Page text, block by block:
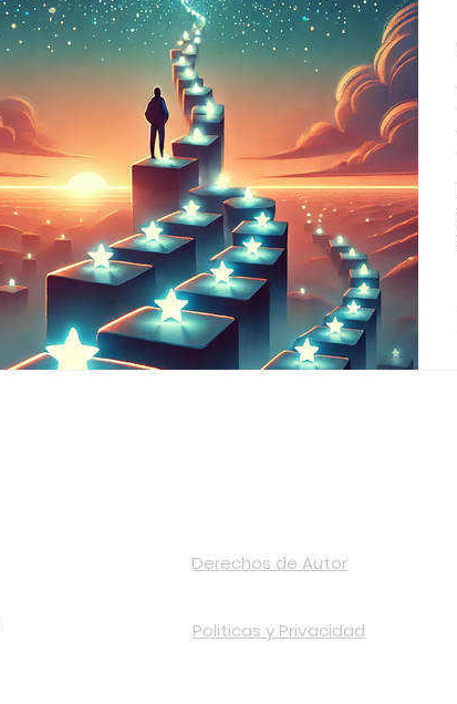
Derechos de Autor
Politicas y Privacidad